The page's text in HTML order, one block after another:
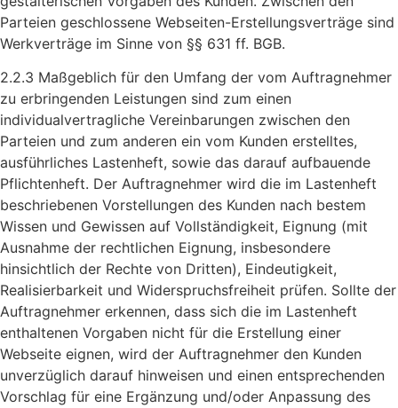
Parteien geschlossene Webseiten-Erstellungsverträge sind
Werkverträge im Sinne von §§ 631 ff. BGB.
2.2.3 Maßgeblich für den Umfang der vom Auftragnehmer
zu erbringenden Leistungen sind zum einen
individualvertragliche Vereinbarungen zwischen den
Parteien und zum anderen ein vom Kunden erstelltes,
ausführliches Lastenheft, sowie das darauf aufbauende
Pflichtenheft. Der Auftragnehmer wird die im Lastenheft
beschriebenen Vorstellungen des Kunden nach bestem
Wissen und Gewissen auf Vollständigkeit, Eignung (mit
Ausnahme der rechtlichen Eignung, insbesondere
hinsichtlich der Rechte von Dritten), Eindeutigkeit,
Realisierbarkeit und Widerspruchsfreiheit prüfen. Sollte der
Auftragnehmer erkennen, dass sich die im Lastenheft
enthaltenen Vorgaben nicht für die Erstellung einer
Webseite eignen, wird der Auftragnehmer den Kunden
unverzüglich darauf hinweisen und einen entsprechenden
Vorschlag für eine Ergänzung und/oder Anpassung des